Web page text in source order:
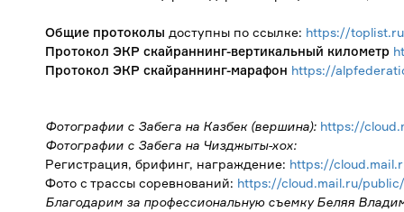
Общие протоколы доступны по ссылке: https://
Протокол ЭКР скайраннинг-вертикальный километр
Протокол ЭКР скайраннинг-марафон https://
Фотографии с Забега на Казбек (вершина): https://
Фотографии с Забега на Чизджыты-хох:
Регистрация, брифинг, награждение: https://
Фото с трассы соревнований: https://cloud.mail.ru/
Благодарим за профессиональную съемку Беляя